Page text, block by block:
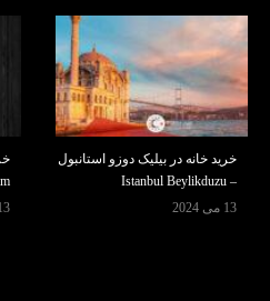
خرید خانه در بیلیک دوزو استانبول
– Istanbul Beylikduzu
13 می 2024
13 می